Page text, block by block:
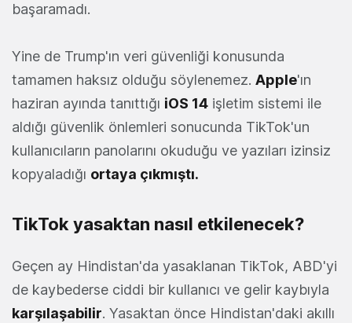
başaramadı.
Yine de Trump'ın veri güvenliği konusunda
tamamen haksız olduğu söylenemez. Apple'ın
haziran ayında tanıttığı iOS 14 işletim sistemi ile
aldığı güvenlik önlemleri sonucunda TikTok'un
kullanıcıların panolarını okuduğu ve yazıları izinsiz
kopyaladığı ortaya çıkmıştı.
TikTok yasaktan nasıl etkilenecek?
Geçen ay Hindistan'da yasaklanan TikTok, ABD'yi
de kaybederse ciddi bir kullanıcı ve gelir kaybıyla
karşılaşabilir. Yasaktan önce Hindistan'daki akıllı